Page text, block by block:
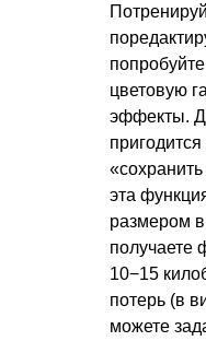
цветовую
эффекты.
эта
размером
получаете
10−15
потерь (в
можете